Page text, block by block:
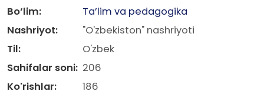
Bo‘lim:
Ta’lim va pedagogika
Nashriyot:
"O'zbekiston" nashriyoti
Til:
O'zbek
Sahifalar soni: 206
Ko'rishlar:
186